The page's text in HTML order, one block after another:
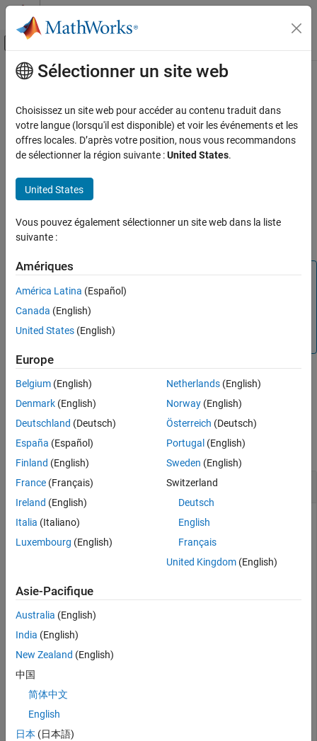
Passer au contenu
Activer/désactiver l'affichage du menu
Accueil de la documentation
Test and Debug Simulations
Debug Simulations Programmatically
ON THIS PAGE
Syntax
Description
Version History
See Also
Contenu principal
quit
End simulation debugging session
collapse all in page
quit
quitends a simulation debugging session.
Note
This function is supported only for simulation debugging
sessions started programmatically using the
value argument.
example
Examples
collapse all
Start and End Simulation Debugging Session
Use thesldebug
function to start a simulation debugging
the simulation debugging session.
openExample(
Simulink
sldebug
Sélectionner un site web
Choisissez un site web pour accéder au contenu traduit dans
votre langue (lorsqu'il est disponible) et voir les événements et les
offres locales. D’après votre position, nous vous recommandons
de sélectionner la région suivante :United States.
United States
Vous pouvez également sélectionner un site web dans la liste
suivante :
Amériques
América Latina (Español)
Canada (English)
United States (English)
Europe
Belgium (English)
Denmark (English)
Deutschland (Deutsch)
España (Español)
Finland (English)
France (Français)
Ireland (English)
Italia (Italiano)
Luxembourg (English)
Netherlands(English)
Norway(English)
Österreich (Deutsch)
Portugal (English)
Sweden (English)
Switzerland
Deutsch
English
Français
United Kingdom(English)
Asie-Pacifique
Australia (English)
India (English)
New Zealand (English)
中国
简体中文
English
日本 (日本語)